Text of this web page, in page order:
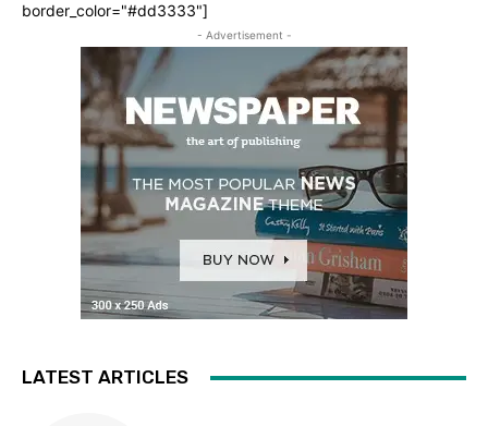
border_color="#dd3333"]
- Advertisement -
LATEST ARTICLES